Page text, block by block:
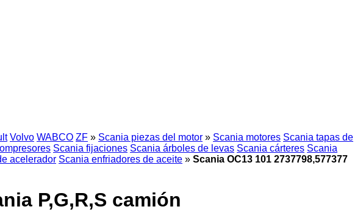
Volvo WABCO ZF » Scania piezas del motor » Scania motores Scania tapas de
Scania fijaciones Scania árboles de levas Scania cárteres Scania
acelerador Scania enfriadores de aceite » Scania OC13 101 2737798,577377
P,G,R,S camión